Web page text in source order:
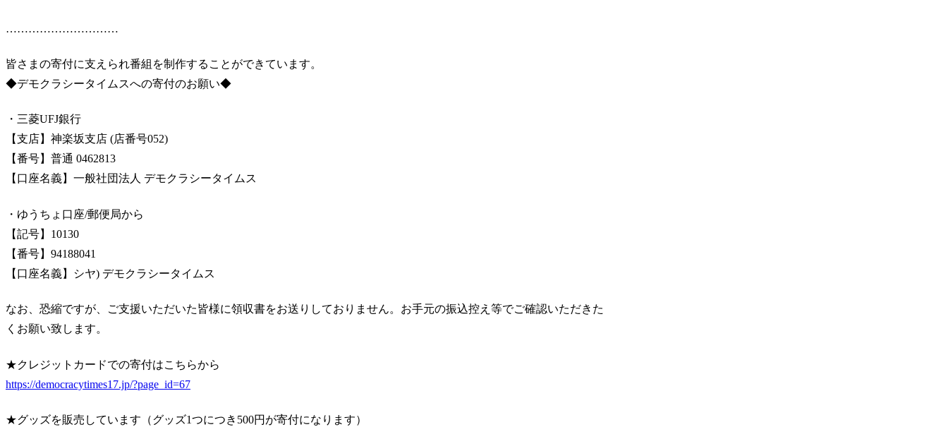
…………………………
皆さまの寄付に支えられ番組を制作することができています。
◆デモクラシータイムスへの寄付のお願い◆
・三菱UFJ銀行
【支店】神楽坂支店 (店番号052)
【番号】普通 0462813
【口座名義】一般社団法人 デモクラシータイムス
・ゆうちょ口座/郵便局から
【記号】10130
【番号】94188041
【口座名義】シヤ) デモクラシータイムス
なお、恐縮ですが、ご支援いただいた皆様に領収書をお送りしておりません。お手元の振込控え等でご確認いただきた
くお願い致します。
★クレジットカードでの寄付はこちらから
https://democracytimes17.jp/?page_id=67
★グッズを販売しています（グッズ1つにつき500円が寄付になります）